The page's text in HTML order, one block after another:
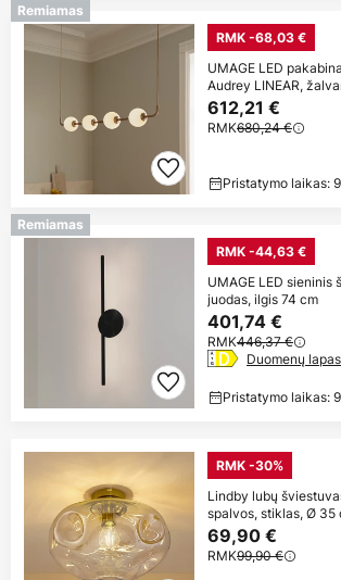
Remiamas
RMK -68,03 €
UMAGE LED
Audrey LINEAR,
lemputės.
612,21 €
RMK680,24 €
Pristatymo laikas:
Remiamas
RMK -44,63 €
UMAGE LED sieninis
juodas, ilgis 74 cm
401,74 €
RMK446,37 €
Duomenų lapas
Pristatymo laikas:
RMK -30%
Lindby lubų
spalvos, stiklas, Ø 35
69,90 €
RMK99,90 €